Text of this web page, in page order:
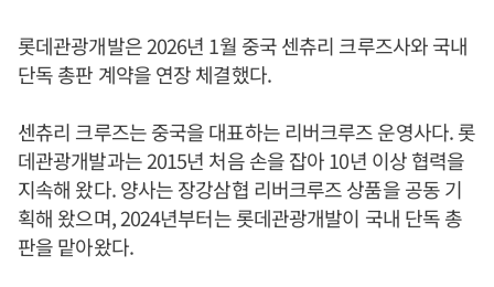
롯데관광개발은 2026년 1월 중국 센츄리 크루즈사와 국내
단독 총판 계약을 연장 체결했다.
센츄리 크루즈는 중국을 대표하는 리버크루즈 운영사다. 롯
데관광개발과는 2015년 처음 손을 잡아 10년 이상 협력을
지속해 왔다. 양사는 장강삼협 리버크루즈 상품을 공동 기
획해 왔으며, 2024년부터는 롯데관광개발이 국내 단독 총
판을 맡아왔다.